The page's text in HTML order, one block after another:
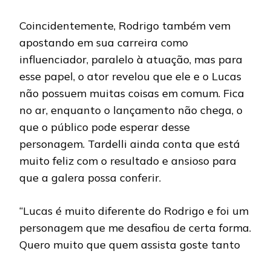
Coincidentemente, Rodrigo também vem
apostando em sua carreira como
influenciador, paralelo à atuação, mas para
esse papel, o ator revelou que ele e o Lucas
não possuem muitas coisas em comum. Fica
no ar, enquanto o lançamento não chega, o
que o público pode esperar desse
personagem. Tardelli ainda conta que está
muito feliz com o resultado e ansioso para
que a galera possa conferir.
“Lucas é muito diferente do Rodrigo e foi um
personagem que me desafiou de certa forma.
Quero muito que quem assista goste tanto